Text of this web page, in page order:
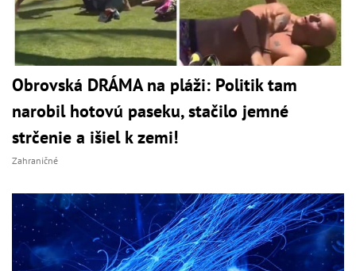
Obrovská DRÁMA na pláži: Politik tam
narobil hotovú paseku, stačilo jemné
strčenie a išiel k zemi!
Zahraničné